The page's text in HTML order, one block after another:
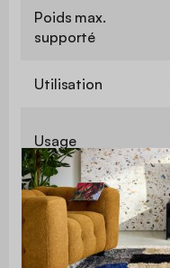
Poids max.
supporté
Utilisation
Usage
Garantie
Montage